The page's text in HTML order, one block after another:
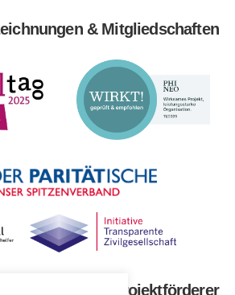
& Mitgliedschaften:
Unsere Projektförderer: